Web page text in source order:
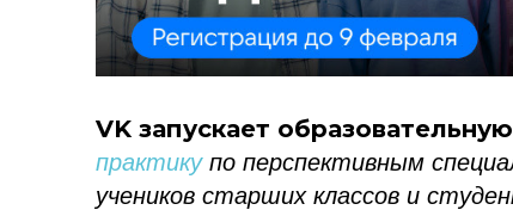
VK запускает
практикупо перспективным
учеников старших классов и